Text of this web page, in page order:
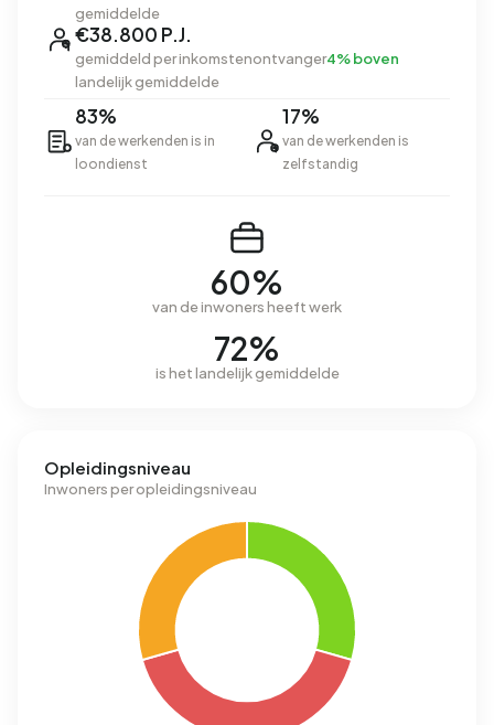
gemiddelde
€38.800 P.J.
gemiddeld per inkomstenontvanger4% boven
landelijk gemiddelde
83%
van de werkenden is in
loondienst
17%
van de werkenden is
zelfstandig
60%
van de inwoners heeft werk
72%
is het landelijk gemiddelde
Opleidingsniveau
Inwoners per opleidingsniveau